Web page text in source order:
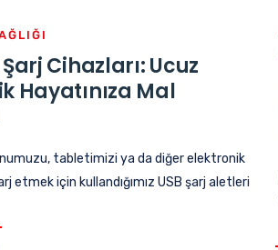
Cihazları: Ucuz
Hayatınıza Mal
tabletimizi ya da diğer elektronik
etmek için kullandığımız USB şarj aletleri